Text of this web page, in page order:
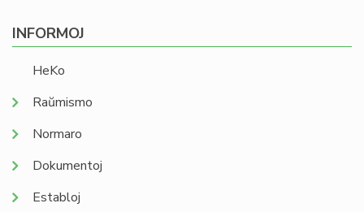
INFORMOJ
HeKo
Raŭmismo
Normaro
Dokumentoj
Establoj